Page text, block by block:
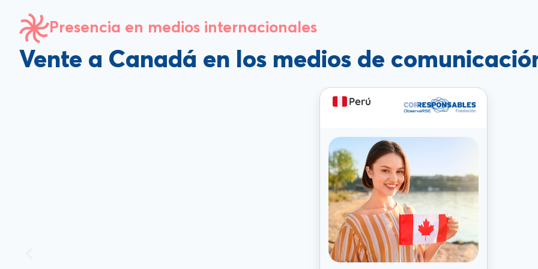
Presencia en medios internacionales
Vente a Canadá en los medios de
Perú